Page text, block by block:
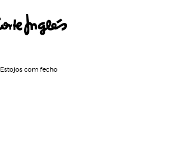
Estojos com fecho